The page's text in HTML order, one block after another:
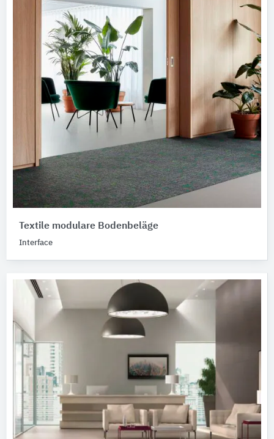
Textile modulare Bodenbeläge
Interface